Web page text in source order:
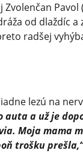
Pavol
od dlaždíc a
radšej
lezú na
auta a už je
Moja mama
trošku prešla,“